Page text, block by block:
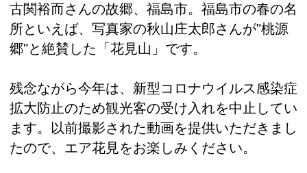
古関裕而さんの故郷、福島市。福島市の春の名
所といえば、写真家の秋山庄太郎さんが"桃源
郷"と絶賛した「花見山」です。
残念ながら今年は、新型コロナウイルス感染症
拡大防止のため観光客の受け入れを中止してい
ます。以前撮影された動画を提供いただきまし
たので、エア花見をお楽しみください。